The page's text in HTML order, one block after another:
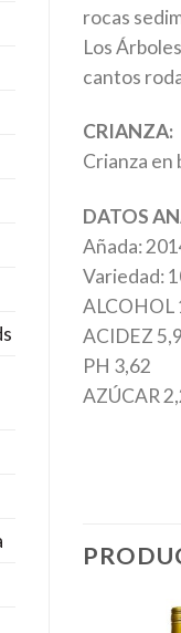
rocas
Los
cantos
CRIANZA:
Crianza en
DATOS
Añada:
Variedad:
ALCOHOL
ACIDEZ 5,9
PH 3,62
AZÚCAR